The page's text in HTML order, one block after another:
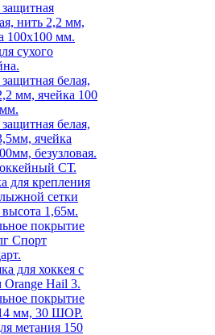
нить 2,2 мм,
100х100 мм.
сухого
белая,
мм, ячейка 100
белая,
ячейка
безузловая.
СТ.
для крепления
сетки
1,65м.
покрытие
Спорт
для хоккея с
Orange Hail 3.
покрытие
мм, 30 ШОР.
метания 150